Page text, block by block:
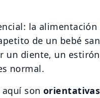
la
de un bebé
diente, un
normal.
son